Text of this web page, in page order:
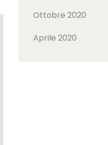
Ottobre 2020
Aprile 2020